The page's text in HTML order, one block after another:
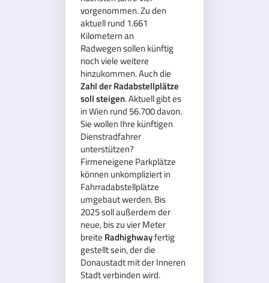
vorgenommen. Zu den
aktuell rund 1.661
Kilometern an
Radwegen sollen künftig
noch viele weitere
hinzukommen. Auch die
Zahl der Radabstellplätze
soll steigen. Aktuell gibt es
in Wien rund 56.700 davon.
Sie wollen Ihre künftigen
Dienstradfahrer
unterstützen?
Firmeneigene Parkplätze
können unkompliziert in
Fahrradabstellplätze
umgebaut werden. Bis
2025 soll außerdem der
neue, bis zu vier Meter
breite Radhighwayfertig
gestellt sein, der die
Donaustadt mit der Inneren
Stadt verbinden wird.